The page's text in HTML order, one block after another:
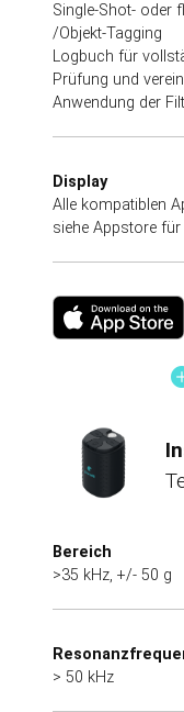
Single-Shot- oder
/Objekt-Tagging
Logbuch für
Prüfung und
Anwendung der
Display
Alle kompatiblen
siehe Appstore für
Bereich
>35 kHz, +/- 50 g
> 50 kHz